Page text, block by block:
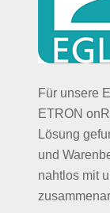
Für unsere
ETRON
Lösung
und
nahtlos mit